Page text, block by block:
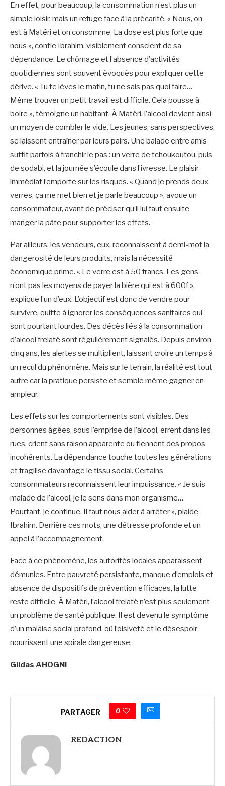
En effet, pour beaucoup, la consommation n’est plus un
simple loisir, mais un refuge face à la précarité. « Nous, on
est à Matéri et on consomme. La dose est plus forte que
nous », confie Ibrahim, visiblement conscient de sa
dépendance. Le chômage et l’absence d’activités
quotidiennes sont souvent évoqués pour expliquer cette
dérive. « Tu te lèves le matin, tu ne sais pas quoi faire…
Même trouver un petit travail est difficile. Cela pousse à
boire », témoigne un habitant. À Matéri, l’alcool devient ainsi
un moyen de combler le vide. Les jeunes, sans perspectives,
se laissent entraîner par leurs pairs. Une balade entre amis
suffit parfois à franchir le pas : un verre de tchoukoutou, puis
de sodabi, et la journée s’écoule dans l’ivresse. Le plaisir
immédiat l’emporte sur les risques. « Quand je prends deux
verres, ça me met bien et je parle beaucoup », avoue un
consommateur, avant de préciser qu’il lui faut ensuite
manger la pâte pour supporter les effets.
Par ailleurs, les vendeurs, eux, reconnaissent à demi-mot la
dangerosité de leurs produits, mais la nécessité
économique prime. « Le verre est à 50 francs. Les gens
n’ont pas les moyens de payer la bière qui est à 600f »,
explique l’un d’eux. L’objectif est donc de vendre pour
survivre, quitte à ignorer les conséquences sanitaires qui
sont pourtant lourdes. Des décès liés à la consommation
d’alcool frelaté sont régulièrement signalés. Depuis environ
cinq ans, les alertes se multiplient, laissant croire un temps à
un recul du phénomène. Mais sur le terrain, la réalité est tout
autre car la pratique persiste et semble même gagner en
ampleur.
Les effets sur les comportements sont visibles. Des
personnes âgées, sous l’emprise de l’alcool, errent dans les
rues, crient sans raison apparente ou tiennent des propos
incohérents. La dépendance touche toutes les générations
et fragilise davantage le tissu social. Certains
consommateurs reconnaissent leur impuissance. « Je suis
malade de l’alcool, je le sens dans mon organisme…
Pourtant, je continue. Il faut nous aider à arrêter », plaide
Ibrahim. Derrière ces mots, une détresse profonde et un
appel à l’accompagnement.
Face à ce phénomène, les autorités locales apparaissent
démunies. Entre pauvreté persistante, manque d’emplois et
absence de dispositifs de prévention efficaces, la lutte
reste difficile. À Matéri, l’alcool frelaté n’est plus seulement
un problème de santé publique. Il est devenu le symptôme
d’un malaise social profond, où l’oisiveté et le désespoir
nourrissent une spirale dangereuse.
Gildas AHOGNI
PARTAGER 0
REDACTION